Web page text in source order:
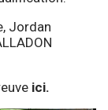
Jordan
ici.